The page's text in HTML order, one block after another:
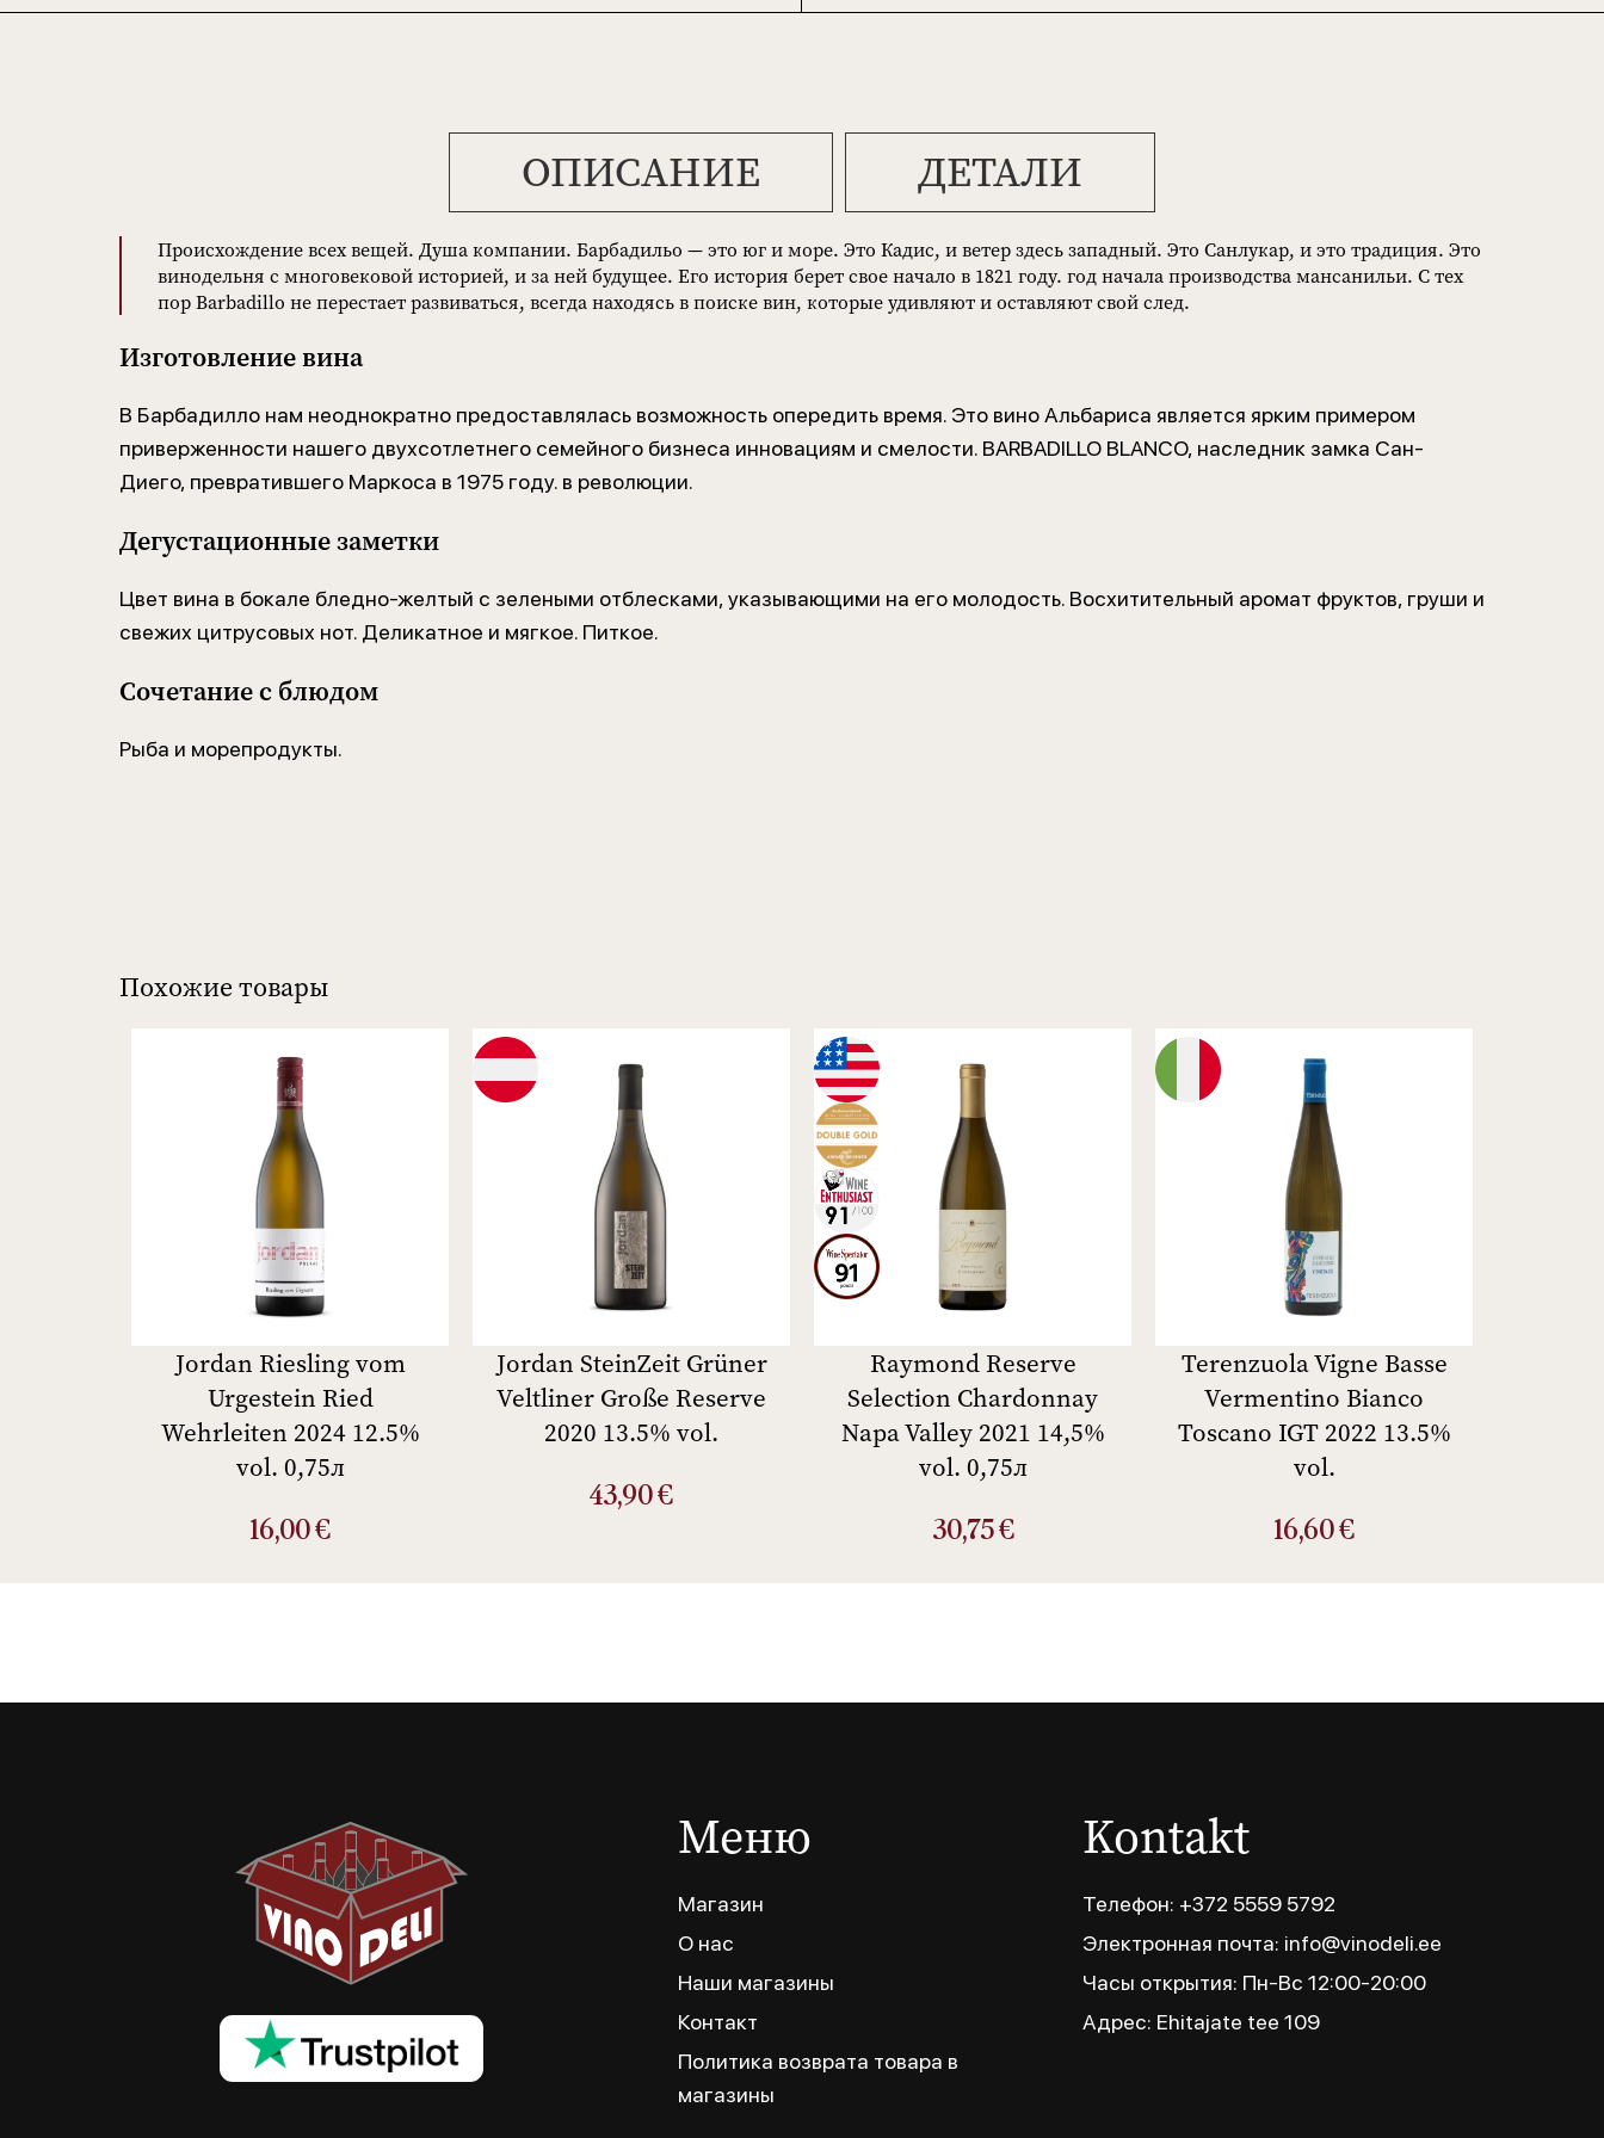
ОПИСАНИЕ ДЕТАЛИ
Происхождение всех вещей. Душа компании. Барбадильо — это юг и море. Это Кадис, и ветер здесь западный. Это Санлукар, и это традиция. Это
винодельня с многовековой историей, и за ней будущее. Его история берет свое начало в 1821 году. год начала производства мансанильи. С тех
пор Barbadillo не перестает развиваться, всегда находясь в поиске вин, которые удивляют и оставляют свой след.
Изготовление вина
В Барбадилло нам неоднократно предоставлялась возможность опередить время. Это вино Альбариса является ярким примером
приверженности нашего двухсотлетнего семейного бизнеса инновациям и смелости. BARBADILLO BLANCO, наследник замка Сан-
Диего, превратившего Маркоса в 1975 году. в революции.
Дегустационные заметки
Цвет вина в бокале бледно-желтый с зелеными отблесками, указывающими на его молодость. Восхитительный аромат фруктов, груши и
свежих цитрусовых нот. Деликатное и мягкое. Питкое.
Сочетание с блюдом
Рыба и морепродукты.
Похожие товары
Jordan Riesling vom
Urgestein Ried
Wehrleiten 2024 12.5%
vol. 0,75л
16,00€
Jordan SteinZeit Grüner
Veltliner Große Reserve
2020 13.5% vol.
43,90€
Raymond Reserve
Selection Chardonnay
Napa Valley 2021 14,5%
vol. 0,75л
30,75€
Terenzuola Vigne Basse
Vermentino Bianco
Toscano IGT 2022 13.5%
vol.
16,60€
Меню
Магазин
О нас
Наши магазины
Контакт
Политика возврата товара в
магазины
Kontakt
Телефон: +372 5559 5792
Электронная почта: info@vinodeli.ee
Часы открытия: Пн-Вс 12:00-20:00
Адрес: Ehitajate tee 109